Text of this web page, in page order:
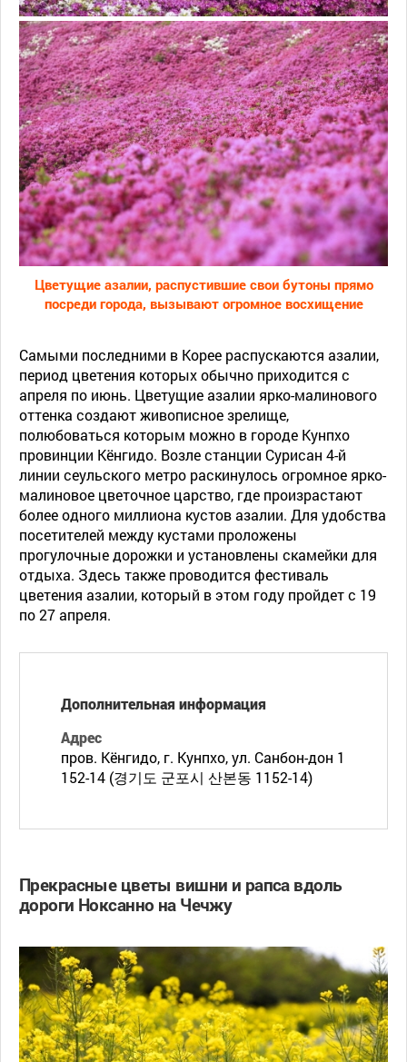
Цветущие азалии, распустившие свои бутоны прямо
посреди города, вызывают огромное восхищение
Самыми последними в Корее распускаются азалии,
период цветения которых обычно приходится с
апреля по июнь. Цветущие азалии ярко-малинового
оттенка создают живописное зрелище,
полюбоваться которым можно в городе Кунпхо
провинции Кёнгидо. Возле станции Сурисан 4-й
линии сеульского метро раскинулось огромное ярко-
малиновое цветочное царство, где произрастают
более одного миллиона кустов азалии. Для удобства
посетителей между кустами проложены
прогулочные дорожки и установлены скамейки для
отдыха. Здесь также проводится фестиваль
цветения азалии, который в этом году пройдет с 19
по 27 апреля.
Дополнительная информация
Адрес
пров. Кёнгидо, г. Кунпхо, ул. Санбон-дон 1
152-14 (경기도 군포시 산본동 1152-14)
Прекрасные цветы вишни и рапса вдоль
дороги Ноксанно на Чечжу